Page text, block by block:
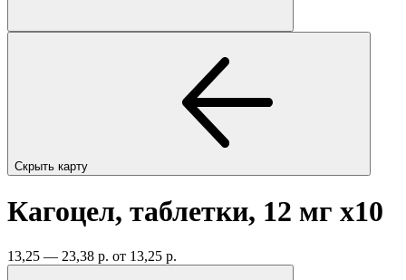
Скрыть карту
Кагоцел, таблетки, 12 мг x10
13,25 — 23,38 р. от 13,25 р.